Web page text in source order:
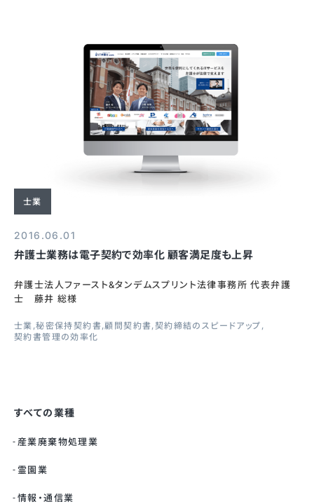
士業
2016.06.01
弁護士業務は電子契約で効率化 顧客満足度も上昇
弁護士法人ファースト&タンデムスプリント法律事務所 代表弁護
士 藤井 総様
士業 秘密保持契約書 顧問契約書 契約締結のスピードアップ
契約書管理の効率化
すべての業種
産業廃棄物処理業
霊園業
情報・通信業